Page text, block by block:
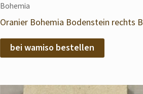
Bohemia
Oranier Bohemia Bodenstein rechts B
bei wamiso bestellen